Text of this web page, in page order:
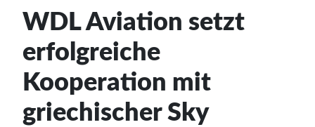
WDL Aviation setzt
erfolgreiche
Kooperation mit
griechischer Sky